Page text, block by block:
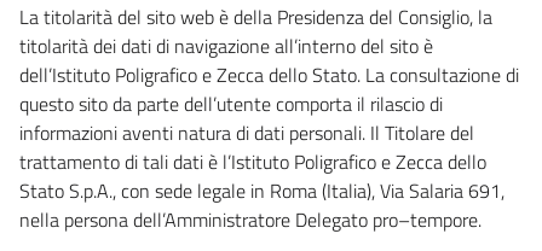
La titolarità del sito web è della Presidenza del Consiglio, la
titolarità dei dati di navigazione all’interno del sito è
dell’Istituto Poligrafico e Zecca dello Stato. La consultazione di
questo sito da parte dell’utente comporta il rilascio di
informazioni aventi natura di dati personali. Il Titolare del
trattamento di tali dati è l’Istituto Poligrafico e Zecca dello
Stato S.p.A., con sede legale in Roma (Italia), Via Salaria 691,
nella persona dell’Amministratore Delegato pro–tempore.